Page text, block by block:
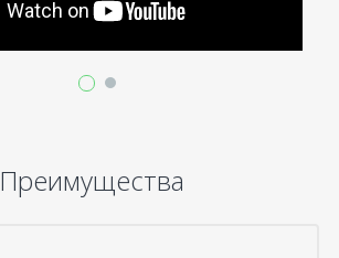
Преимущества